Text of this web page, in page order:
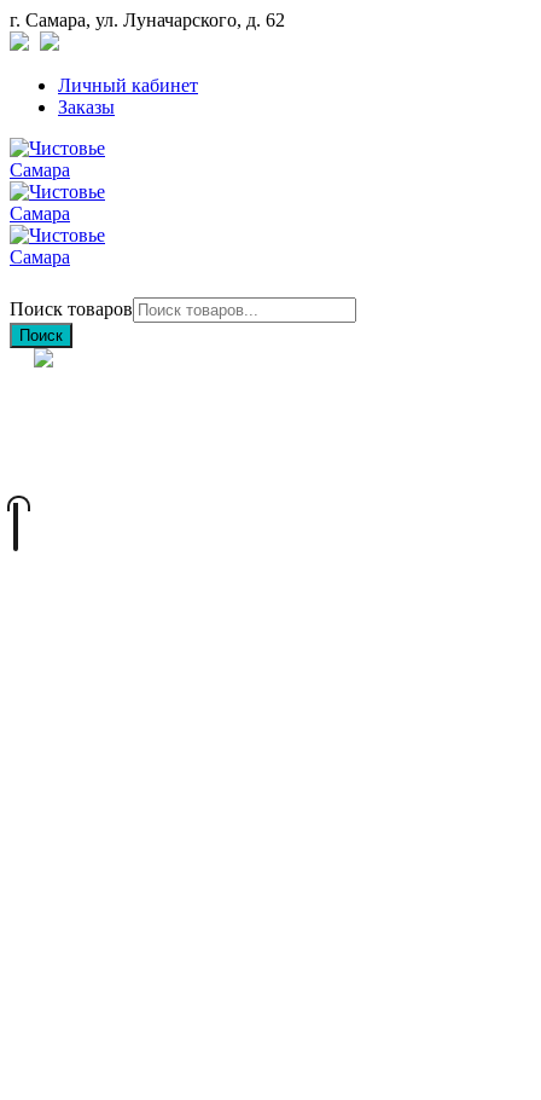
г. Самара, ул. Луначарского, д. 62
Личный кабинет
Заказы
Поиск товаров
Поиск